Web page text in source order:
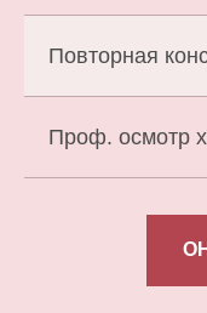
Повторная
Проф. осмотр